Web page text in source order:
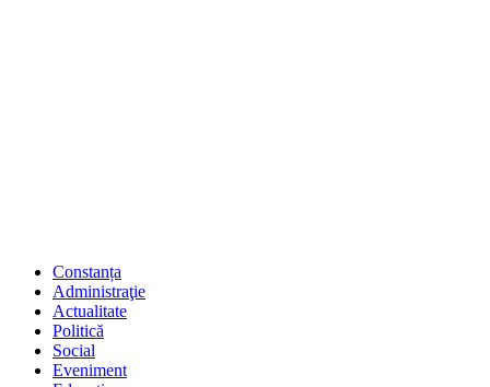
Constanța
Administraţie
Actualitate
Politică
Social
Eveniment